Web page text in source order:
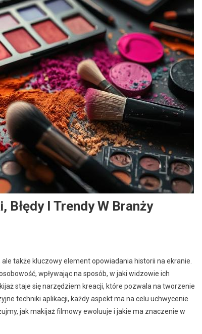
Błędy I Trendy W Branży
także kluczowy element opowiadania historii na ekranie.
wpływając na sposób, w jaki widzowie ich
staje się narzędziem kreacji, które pozwala na tworzenie
techniki aplikacji, każdy aspekt ma na celu uchwycenie
jak makijaż filmowy ewoluuje i jakie ma znaczenie w